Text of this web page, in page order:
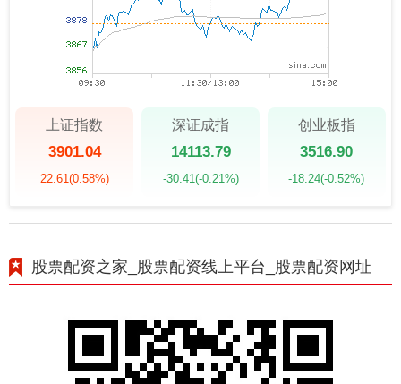
上证指数
3901.04
22.61(0.58%)
深证成指
14113.79
-30.41(-0.21%)
创业板指
3516.90
-18.24(-0.52%)
股票配资之家_股票配资线上平台_股票配资网址